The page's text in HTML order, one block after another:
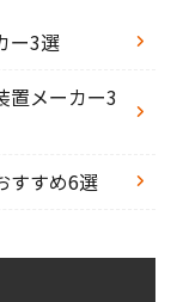
ー3選
置メーカー3
すすめ6選